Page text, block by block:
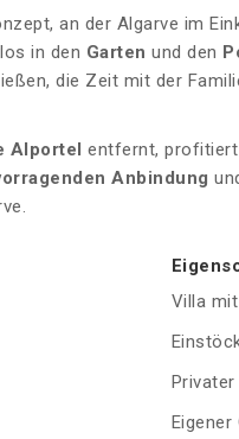
an der Algarve im
in den Garten und den
die Zeit mit der
Alportel entfernt,
Anbindung
Villa
Eigener